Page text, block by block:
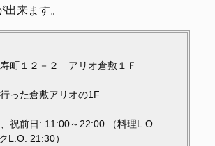
来ます。
町１２－２ アリオ倉敷１Ｆ
った倉敷アリオの1F
祝前日: 11:00～22:00 （料理L.O.
L.O. 21:30）